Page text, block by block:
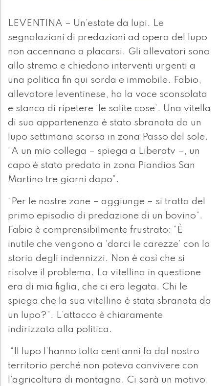
LEVENTINA – Un’estate da lupi. Le
segnalazioni di predazioni ad opera del lupo
non accennano a placarsi. Gli allevatori sono
allo stremo e chiedono interventi urgenti a
una politica fin qui sorda e immobile. Fabio,
allevatore leventinese, ha la voce sconsolata
e stanca di ripetere ‘le solite cose’. Una vitella
di sua appartenenza è stato sbranata da un
lupo settimana scorsa in zona Passo del sole.
“A un mio collega – spiega a Liberatv –, un
capo è stato predato in zona Piandios San
Martino tre giorni dopo”.
“Per le nostre zone – aggiunge – si tratta del
primo episodio di predazione di un bovino”.
Fabio è comprensibilmente frustrato: “È
inutile che vengono a ‘darci le carezze’ con la
storia degli indennizzi. Non è così che si
risolve il problema. La vitellina in questione
era di mia figlia, che ci era legata. Chi le
spiega che la sua vitellina è stata sbranata da
un lupo?”. L’attacco è chiaramente
indirizzato alla politica.
“Il lupo l’hanno tolto cent’anni fa dal nostro
territorio perché non poteva convivere con
l’agricoltura di montagna. Ci sarà un motivo,